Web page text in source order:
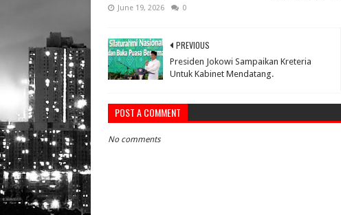
June 19, 2026 0
PREVIOUS
Presiden Jokowi Sampaikan Kreteria
Untuk Kabinet Mendatang.
POST A COMMENT
No comments